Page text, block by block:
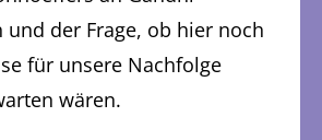
und der Frage, ob hier noch
für unsere Nachfolge
wären.